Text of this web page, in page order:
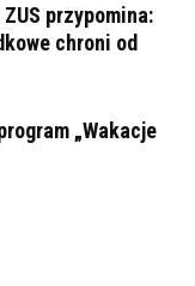
przypomina:
chroni od
„Wakacje